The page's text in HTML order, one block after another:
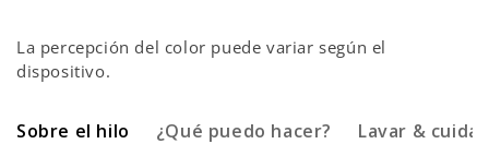
La percepción del color puede variar según el
dispositivo.
Sobre el hilo ¿Qué puedo hacer? Lavar & cuidar